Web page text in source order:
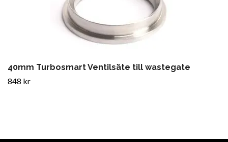
40mm Turbosmart Ventilsäte till wastegate
848 kr